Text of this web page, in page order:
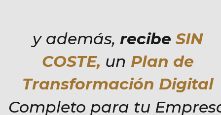
y además, recibe SIN
COSTE, un Plan de
Transformación Digital
Completo para tu